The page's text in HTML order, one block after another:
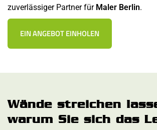
zuverlässiger Partner für Maler Berlin.
EIN ANGEBOT EINHOLEN
Wände streichen
warum Sie sich das